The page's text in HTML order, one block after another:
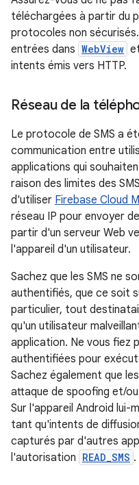
téléchargées à partir du
protocoles non
entrées dans WebView
intents émis vers HTTP.
Réseau de la
Le protocole de SMS a
communication entre
applications qui
raison des limites des
d'utiliser Firebase Cloud
réseau IP pour envoyer
partir d'un serveur Web
l'appareil d'un utilisateur.
Sachez que les SMS ne
authentifiés, que ce soit
particulier, tout
qu'un utilisateur
application. Ne vous fiez
authentifiées pour
Sachez également que
attaque de spoofing et/
Sur l'appareil Android lui-
tant qu'intents de
capturés par d'autres
l'autorisation READ_SMS .